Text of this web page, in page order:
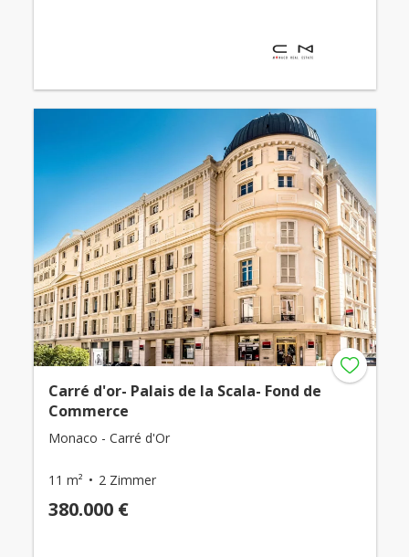
Carré d'or- Palais de la Scala- Fond de
Commerce
Monaco - Carré d'Or
11 m² 2 Zimmer
380.000 €